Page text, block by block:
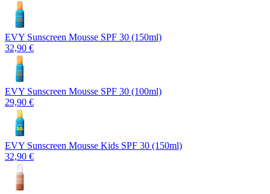
EVY Sunscreen Mousse SPF 30 (150ml)
32,90 €
EVY Sunscreen Mousse SPF 30 (100ml)
29,90 €
EVY Sunscreen Mousse Kids SPF 30 (150ml)
32,90 €